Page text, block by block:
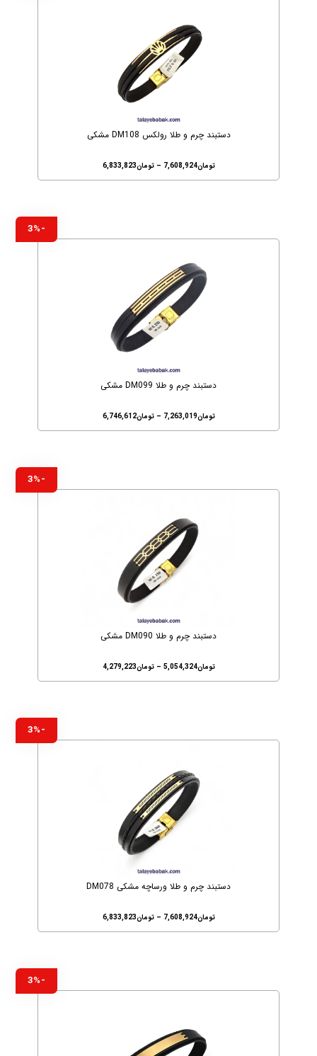
دستبند چرم و طلا رولکس DM108 مشکی
تومان7,608,924
– تومان6,833,823
-3%
دستبند چرم و طلا DM099 مشکی
تومان7,263,019
– تومان6,746,612
-3%
دستبند چرم و طلا DM090 مشکی
تومان5,054,324
– تومان4,279,223
-3%
دستبند چرم و طلا ورساچه مشکی DM078
تومان7,608,924
– تومان6,833,823
-3%